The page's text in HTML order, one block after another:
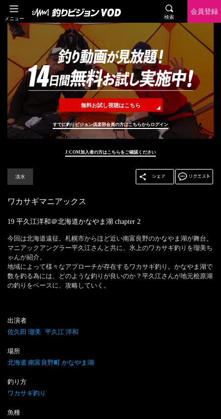
メニュー 検索
会員登録
無料お試し視聴はこちら
すでに釣りビジョン倶楽部会員の方はこちらからログイン
J:COM加入者の方はこちらをご確認ください
淡水
ワカサギマニアックス
19 平久江洋和＠北海道かなやま湖 chapter 2
今回は北海道遠征。札幌市からほど近い南富良野のかなやま湖が舞台。
マニアックアングラー平久江さんと共に、氷上のワカサギ釣りを瑠美ち
ゃんが紹介。
地域によって様々なアプローチが存在するワカサギ釣り。かなやま湖で
数を釣る為には、どのような釣りが良いのか？平久江さんが地元桧原湖
の釣りをベースに、攻略していく。
出演者
佐久田 瑠美 平久江 洋和
場所
北海道 南富良野町 かなやま湖
釣り方
ワカサギ釣り
魚種